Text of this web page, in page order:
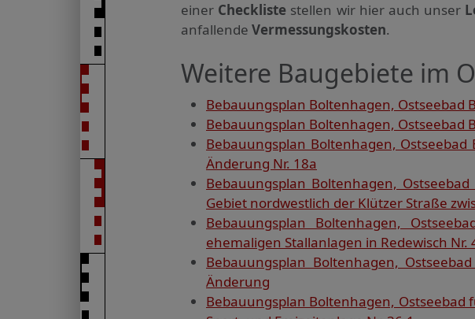
einer Checkliste stellen wir hier auch unser
anfallende Vermessungskosten.
Weitere Baugebiete im
Bebauungsplan Boltenhagen, Ostseebad
Bebauungsplan Boltenhagen, Ostseebad
Bebauungsplan Boltenhagen,
Änderung Nr. 18a
Bebauungsplan Boltenhagen,
Gebiet nordwestlich der Klützer Straße
Bebauungsplan Boltenhagen,
ehemaligen Stallanlagen in Redewisch Nr.
Bebauungsplan Boltenhagen,
Änderung
Bebauungsplan Boltenhagen, Ostseebad